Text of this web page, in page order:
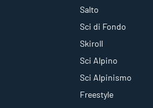
Salto
Sci di Fondo
Skiroll
Sci Alpino
Sci Alpinismo
Freestyle